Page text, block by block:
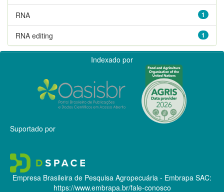
1
RNA
1
RNA editing
Indexado por
Suportado por
Empresa Brasileira de Pesquisa Agropecuária - Embrapa SAC:
https://www.embrapa.br/fale-conosco